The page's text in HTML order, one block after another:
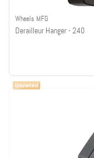
Wheels MFG
Derailleur Hanger - 240